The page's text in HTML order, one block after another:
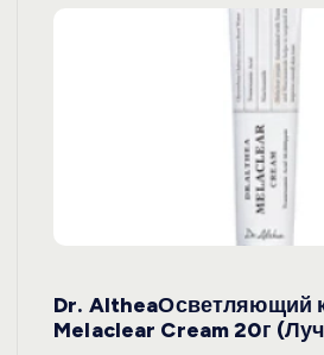
Dr. AltheaОсветляющий
Melaclear Cream 20г